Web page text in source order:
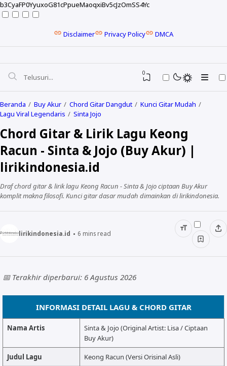
b3CyaFP0YyuxoG81cPpueMaoqxiBv5cJzOmSS4Yc
Disclaimer Privacy Policy DMCA
NELA KARISMA
ALMANAR
0
Beranda Buy Akur Chord Gitar Dangdut
Kunci Gitar Mudah
Lagu Viral Legendaris
Sinta Jojo
Chord Gitar & Lirik Lagu Keong
Racun - Sinta & Jojo (Buy Akur) |
lirikindonesia.id
Draf chord gitar & lirik lagu Keong Racun - Sinta & Jojo ciptaan Buy Akur
komplit makna filosofi. Kunci gitar dasar mudah dimainkan di lirikindonesia.
lirikindonesia.id 6 mins read
📅 Terakhir diperbarui: 6 Agustus 2026
INFORMASI DETAIL LAGU & CHORD GITAR
Nama Artis
Sinta & Jojo (Original Artist: Lisa / Ciptaan
Buy Akur)
Judul Lagu Keong Racun (Versi Orisinal Asli)